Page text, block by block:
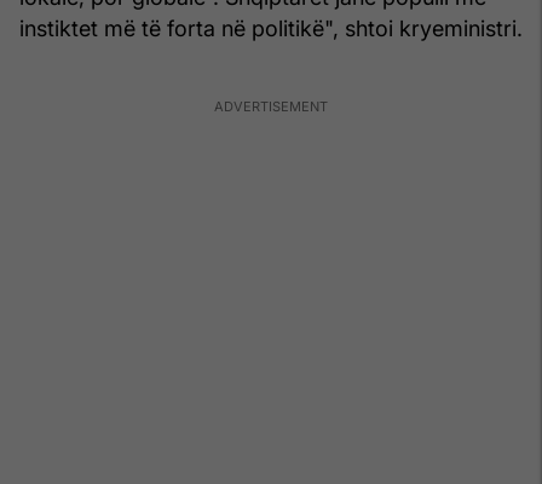
instiktet më të forta në politikë", shtoi kryeministri.